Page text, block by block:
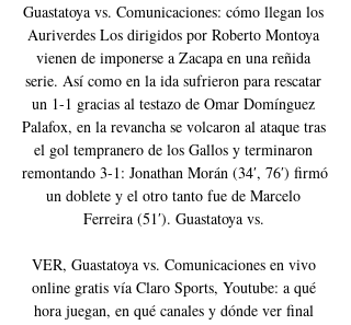
Guastatoya vs. Comunicaciones: cómo llegan los
Auriverdes Los dirigidos por Roberto Montoya
vienen de imponerse a Zacapa en una reñida
serie. Así como en la ida sufrieron para rescatar
un 1-1 gracias al testazo de Omar Domínguez
Palafox, en la revancha se volcaron al ataque tras
el gol tempranero de los Gallos y terminaron
remontando 3-1: Jonathan Morán (34′, 76′) firmó
un doblete y el otro tanto fue de Marcelo
Ferreira (51′). Guastatoya vs.
VER, Guastatoya vs. Comunicaciones en vivo
online gratis vía Claro Sports, Youtube: a qué
hora juegan, en qué canales y dónde ver final